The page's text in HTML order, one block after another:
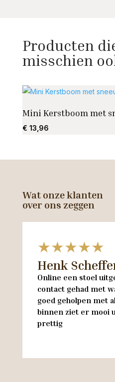
Producten
misschien
Mini Kerstboom met
€ 13,96
Wat onze klanten
over ons zeggen
★★★★★
Henk
Online een stoel
contact gehad met
goed geholpen met
binnen ziet er mooi
prettig